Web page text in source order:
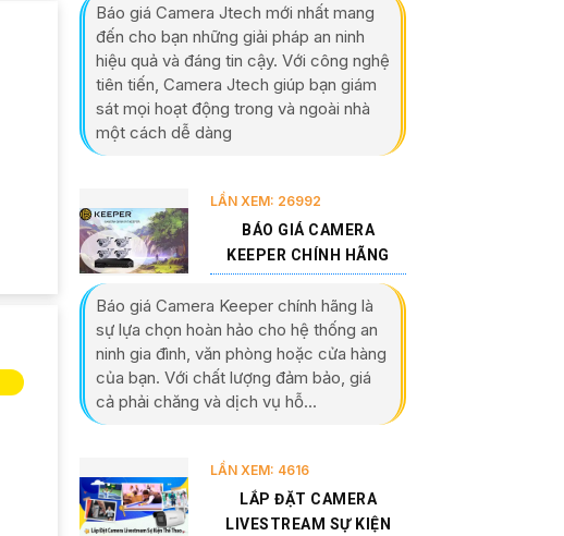
Báo giá Camera Jtech mới nhất mang
đến cho bạn những giải pháp an ninh
hiệu quả và đáng tin cậy. Với công nghệ
tiên tiến, Camera Jtech giúp bạn giám
sát mọi hoạt động trong và ngoài nhà
một cách dễ dàng
LẦN XEM: 26992
BÁO GIÁ CAMERA
KEEPER CHÍNH HÃNG
Báo giá Camera Keeper chính hãng là
sự lựa chọn hoàn hảo cho hệ thống an
ninh gia đình, văn phòng hoặc cửa hàng
của bạn. Với chất lượng đảm bảo, giá
cả phải chăng và dịch vụ hỗ...
LẦN XEM: 4616
LẮP ĐẶT CAMERA
LIVESTREAM SỰ KIỆN